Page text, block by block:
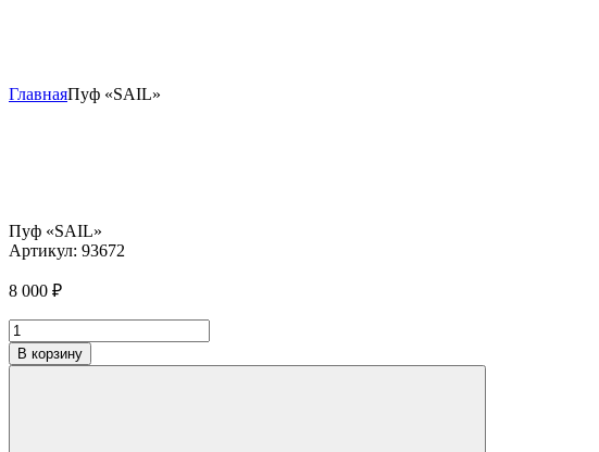
ГлавнаяПуф «SAIL»
Пуф «SAIL»
Артикул: 93672
8 000 ₽
Количество
товара
Пуф
В корзину